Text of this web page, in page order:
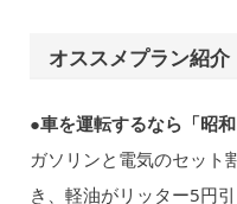
オススメプラン紹介
●車を運転するなら「昭
ガソリンと電気のセット
き、軽油がリッター5円